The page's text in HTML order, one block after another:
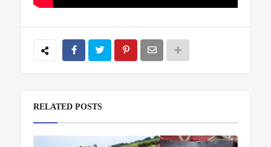
RELATED POSTS